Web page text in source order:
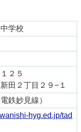
学校
２５
田２丁目２９−１
鉄妙見線）
hyg.ed.jp/tad